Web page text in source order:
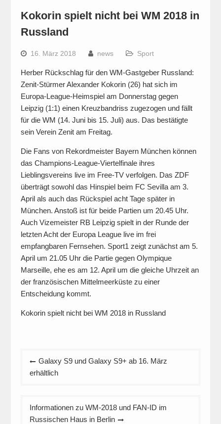
Kokorin spielt nicht bei WM 2018 in
Russland
16. März 2018 news Sport
Herber Rückschlag für den WM-Gastgeber Russland:
Zenit-Stürmer Alexander Kokorin (26) hat sich im
Europa-League-Heimspiel am Donnerstag gegen
Leipzig (1:1) einen Kreuzbandriss zugezogen und fällt
für die WM (14. Juni bis 15. Juli) aus. Das bestätigte
sein Verein Zenit am Freitag.
Die Fans von Rekordmeister Bayern München können
das Champions-League-Viertelfinale ihres
Lieblingsvereins live im Free-TV verfolgen. Das ZDF
überträgt sowohl das Hinspiel beim FC Sevilla am 3.
April als auch das Rückspiel acht Tage später in
München. Anstoß ist für beide Partien um 20.45 Uhr.
Auch Vizemeister RB Leipzig spielt in der Runde der
letzten Acht der Europa League live im frei
empfangbaren Fernsehen. Sport1 zeigt zunächst am 5.
April um 21.05 Uhr die Partie gegen Olympique
Marseille, ehe es am 12. April um die gleiche Uhrzeit an
der französischen Mittelmeerküste zu einer
Entscheidung kommt.
Kokorin spielt nicht bei WM 2018 in Russland
Beitragsnavigation
Galaxy S9 und Galaxy S9+ ab 16. März
erhältlich
Informationen zu WM-2018 und FAN-ID im
Russischen Haus in Berlin